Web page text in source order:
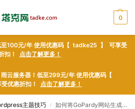
0
至100元/年 使用优惠码【 tadke25 】 可享受
扣！
点击了解更多！
雨云服务器！低至299元/年 使用优惠码【
优惠折扣！ 点击了解更多！
主题技巧 / 如何将GoPardy网站生成器网站移至WordPress